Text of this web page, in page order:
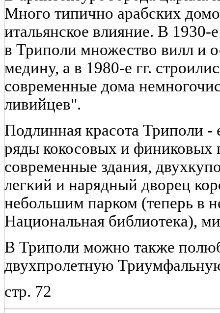
Много типично арабских
итальянское влияние. В 1930-
в Триполи множество вилл и
медину, а в 1980-е гг.
современные дома
ливийцев".
Подлинная красота Триполи
ряды кокосовых и финиковых
современные здания,
легкий и нарядный дворец
небольшим парком (теперь в
Национальная библиотека),
В Триполи можно также
двухпролетную
стр. 72